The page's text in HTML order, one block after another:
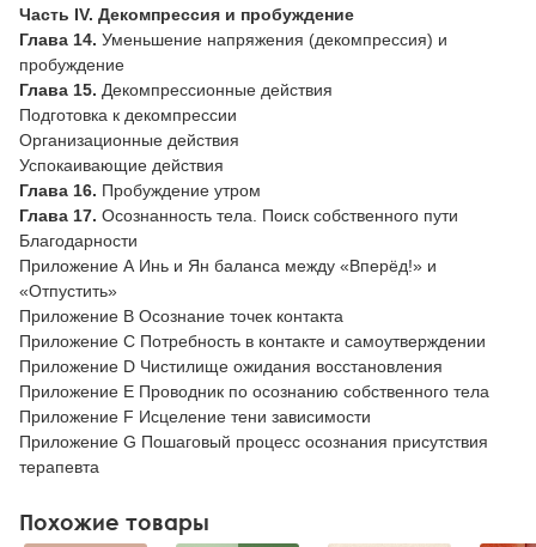
Часть IV. Декомпрессия и пробуждение
Глава 14. Уменьшение напряжения (декомпрессия) и
пробуждение
Глава 15. Декомпрессионные действия
Подготовка к декомпрессии
Организационные действия
Успокаивающие действия
Глава 16. Пробуждение утром
Глава 17. Осознанность тела. Поиск собственного пути
Благодарности
Приложение А Инь и Ян баланса между «Вперёд!» и
«Отпустить»
Приложение В Осознание точек контакта
Приложение С Потребность в контакте и самоутверждении
Приложение D Чистилище ожидания восстановления
Приложение Е Проводник по осознанию собственного тела
Приложение F Исцеление тени зависимости
Приложение G Пошаговый процесс осознания присутствия
терапевта
Похожие товары